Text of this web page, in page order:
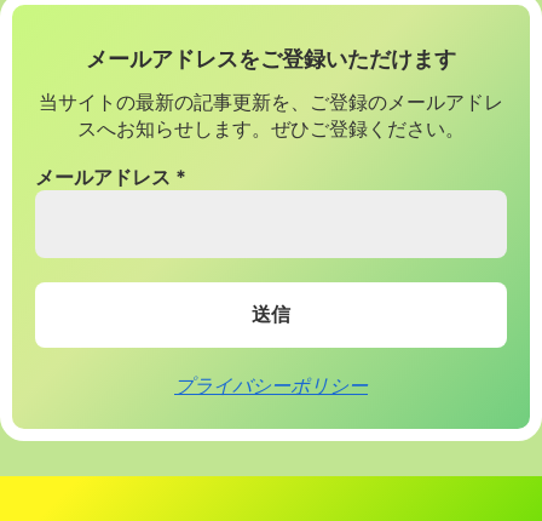
メールアドレスをご登録いただけます
当サイトの最新の記事更新を、ご登録のメールアドレ
スへお知らせします。ぜひご登録ください。
メールアドレス *
プライバシーポリシー